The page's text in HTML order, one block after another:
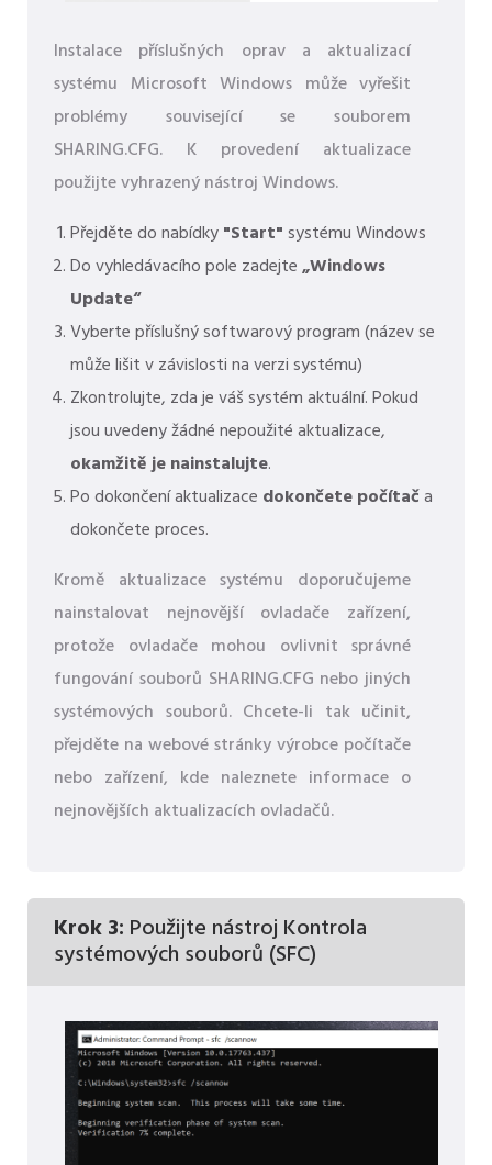
Instalace příslušných oprav a aktualizací
systému Microsoft Windows může vyřešit
problémy související se souborem
SHARING.CFG. K provedení aktualizace
použijte vyhrazený nástroj Windows.
Přejděte do nabídky"Start"systému Windows
Do vyhledávacího pole zadejte„Windows
Update“
Vyberte příslušný softwarový program (název se
může lišit v závislosti na verzi systému)
Zkontrolujte, zda je váš systém aktuální. Pokud
jsou uvedeny žádné nepoužité aktualizace,
okamžitě je nainstalujte.
Po dokončení aktualizace dokončete počítača
dokončete proces.
Kromě aktualizace systému doporučujeme
nainstalovat nejnovější ovladače zařízení,
protože ovladače mohou ovlivnit správné
fungování souborů SHARING.CFG nebo jiných
systémových souborů. Chcete-li tak učinit,
přejděte na webové stránky výrobce počítače
nebo zařízení, kde naleznete informace o
nejnovějších aktualizacích ovladačů.
Krok 3: Použijte nástroj Kontrola
systémových souborů (SFC)